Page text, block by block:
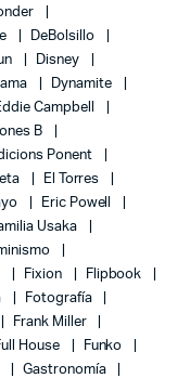
DeBolsillo
Disney
Dynamite
Campbell
B
Ponent
El Torres
Eric Powell
Usaka
Fixion
Flipbook
Fotografía
Frank Miller
House
Funko
Gastronomía